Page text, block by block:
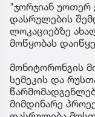
"ჯორჯიან უოთერ
დასრულების
ლოკაციებზე
მოწყობას
მონიტორონგის
სემეკის და
მიმდინარე